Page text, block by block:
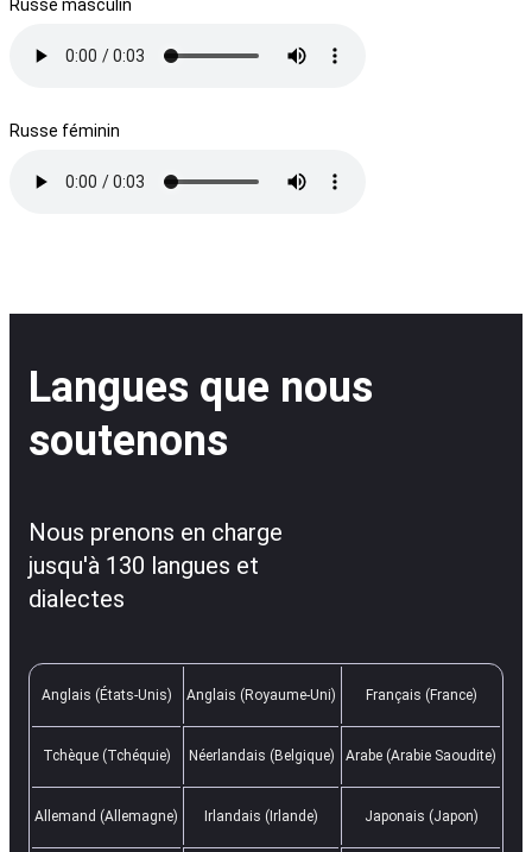
Russe masculin
Russe féminin
Langues que nous
soutenons
Nous prenons en charge
jusqu'à 130 langues et
dialectes
Anglais (États-Unis) Anglais (Royaume-Uni) Français (France)
Tchèque (Tchéquie) Néerlandais (Belgique) Arabe (Arabie Saoudite)
Allemand (Allemagne) Irlandais (Irlande) Japonais (Japon)